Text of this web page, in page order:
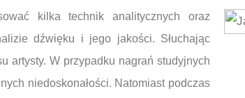
kilka technik analitycznych oraz
dźwięku i jego jakości. Słuchając
artysty. W przypadku nagrań studyjnych
niedoskonałości. Natomiast podczas